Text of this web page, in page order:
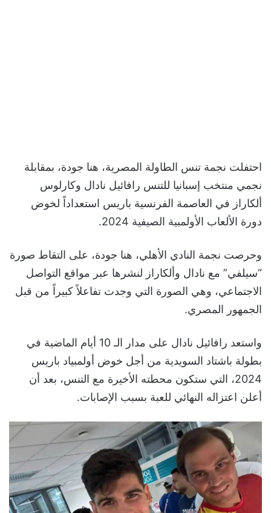
احتفلت نجمة تنس الطاولة المصرية، هنا جودة، بمقابلة
نجمي منتخب إسبانيا للتنس رافائيل نادال وكارلوس
ألكاراز في العاصمة الفرنسية باريس استعداداً لخوض
دورة الألعاب الأولمبية الصيفية 2024.
وحرصت نجمة النادي الأهلي، هنا جودة، على التقاط صورة
“سيلفي” مع نادال وألكاراز لنشرها عبر مواقع التواصل
الاجتماعي، وهي الصورة التي وجدت تفاعلاً كبيراً من قبل
الجمهور المصري.
واستعد رافائيل نادال على مدار الـ 10 أيام الماضية في
بطولة باشتاد السويدية من أجل خوض أولمبياد باريس
2024، التي ستكون محطته الأخيرة مع التنس، بعد أن
أعلن اعتزاله النهائي للعبة بسبب الإصابات.